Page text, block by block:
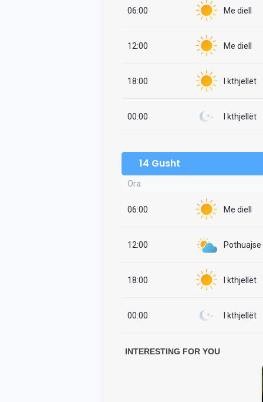
06:00 Me diell
12:00 Me diell
18:00 I kthjellët
00:00 I kthjellët
14 Gusht
Ora
06:00 Me diell
12:00
18:00 I kthjellët
00:00 I kthjellët